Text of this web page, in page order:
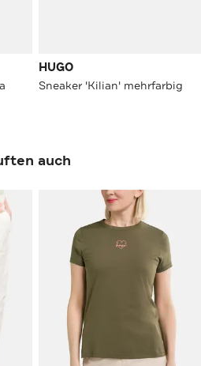
HUGO
Sneaker 'Kilian' mehrfarbig
auch